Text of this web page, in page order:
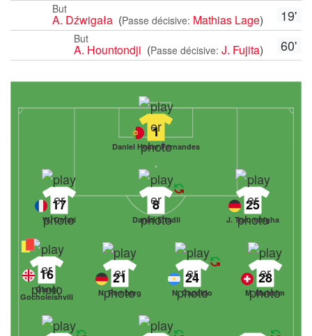
19'
But
A. Dźwigała (Passe décisive: Mathias Lage)
60'
But
A. Hountondji (Passe décisive: J. Fujita)
1
Daniel Heuer Fernandes
25
J. Torunarigha
8
Daniel Elfadli
17
W. Omari
28
M. Muheim
24
N. Capaldo
21
N. Remberg
16
Giorgi
Gocholeishvili